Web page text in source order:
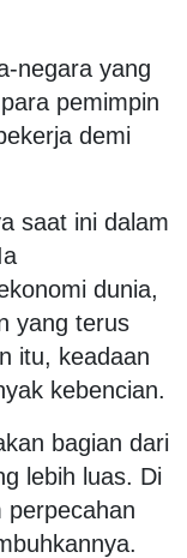
negara yang
pemimpin
demi
saat ini dalam
dunia,
yang terus
itu, keadaan
kebencian.
bagian dari
lebih luas. Di
perpecahan